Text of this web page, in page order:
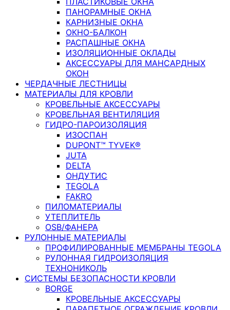
ПАНОРАМНЫЕ ОКНА
КАРНИЗНЫЕ ОКНА
ОКНО-БАЛКОН
РАСПАШНЫЕ ОКНА
ИЗОЛЯЦИОННЫЕ ОКЛАДЫ
АКСЕССУАРЫ ДЛЯ МАНСАРДНЫХ
ОКОН
ЧЕРДАЧНЫЕ ЛЕСТНИЦЫ
МАТЕРИАЛЫ ДЛЯ КРОВЛИ
КРОВЕЛЬНЫЕ АКСЕССУАРЫ
КРОВЕЛЬНАЯ ВЕНТИЛЯЦИЯ
ГИДРО-ПАРОИЗОЛЯЦИЯ
ИЗОСПАН
DUPONT™ TYVEK®
JUTA
DELTA
ОНДУТИС
TEGOLA
FAKRO
ПИЛОМАТЕРИАЛЫ
УТЕПЛИТЕЛЬ
OSB/ФАНЕРА
РУЛОННЫЕ МАТЕРИАЛЫ
ПРОФИЛИРОВАННЫЕ МЕМБРАНЫ TEGOLA
РУЛОННАЯ ГИДРОИЗОЛЯЦИЯ
ТЕХНОНИКОЛЬ
СИСТЕМЫ БЕЗОПАСНОСТИ КРОВЛИ
BORGE
КРОВЕЛЬНЫЕ АКСЕССУАРЫ